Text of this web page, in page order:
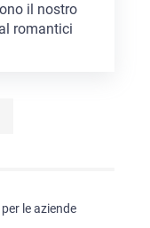
il nostro
romantici
le aziende